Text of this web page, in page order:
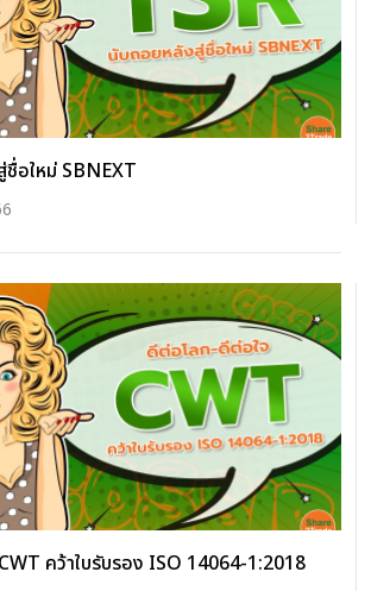
อใหม่ SBNEXT
คว้าใบรับรอง ISO 14064-1:2018